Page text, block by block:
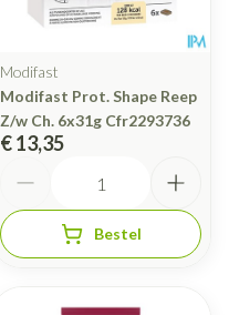
Modifast
Modifast Prot. Shape Reep
Z/w Ch. 6x31g Cfr2293736
€ 13,35
Bestel